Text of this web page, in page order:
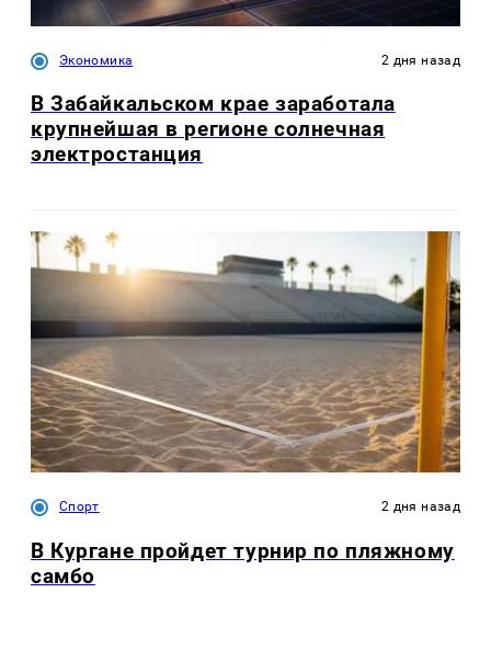
Экономика 2 дня назад
В Забайкальском крае заработала
крупнейшая в регионе солнечная
электростанция
Спорт 2 дня назад
В Кургане пройдет турнир по пляжному
самбо